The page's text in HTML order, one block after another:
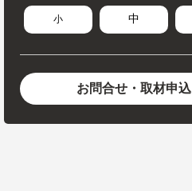
小 中
お問合せ・取材申込